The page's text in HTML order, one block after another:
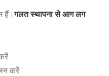
हैं।गलत स्थापना से आग लग
करें